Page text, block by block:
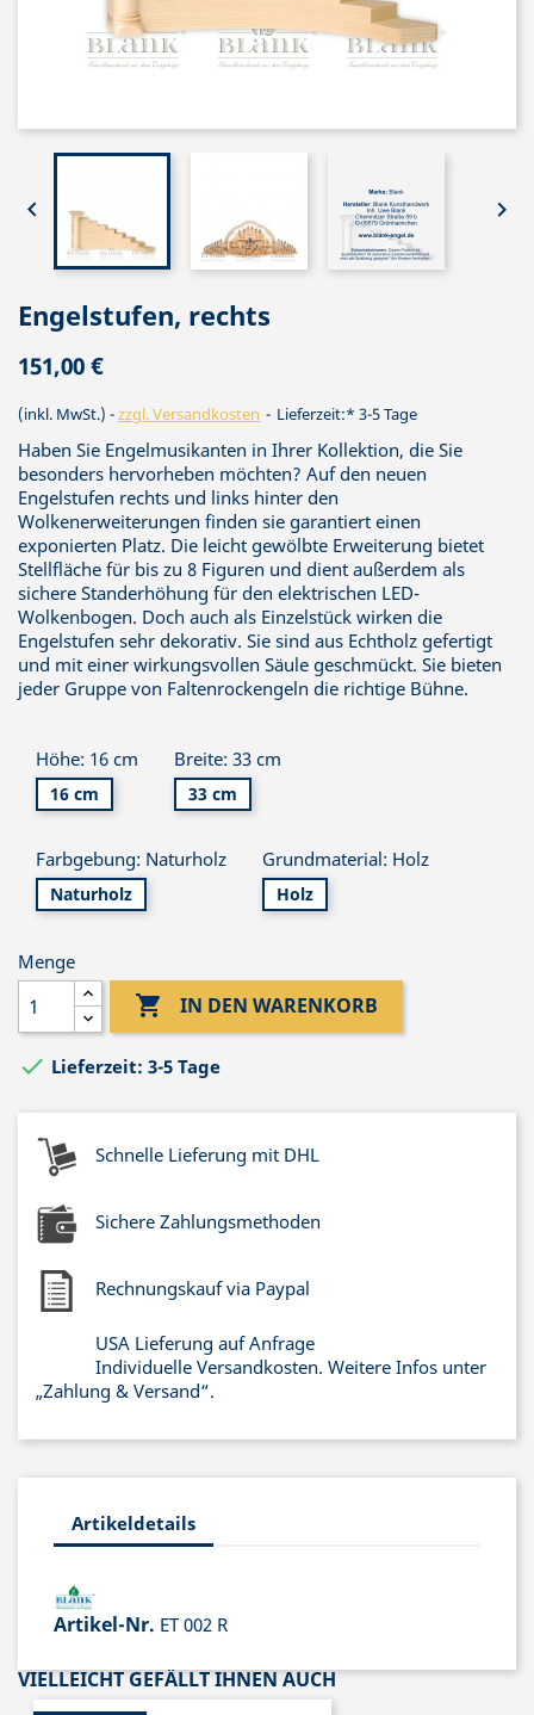
 
Engelstufen, rechts
151,00 €
(inkl. MwSt.) zzgl. Versandkosten Lieferzeit:* 3-5 Tage
Haben Sie Engelmusikanten in Ihrer Kollektion, die Sie
besonders hervorheben möchten? Auf den neuen
Engelstufen rechts und links hinter den
Wolkenerweiterungen finden sie garantiert einen
exponierten Platz. Die leicht gewölbte Erweiterung bietet
Stellfläche für bis zu 8 Figuren und dient außerdem als
sichere Standerhöhung für den elektrischen LED-
Wolkenbogen. Doch auch als Einzelstück wirken die
Engelstufen sehr dekorativ. Sie sind aus Echtholz gefertigt
und mit einer wirkungsvollen Säule geschmückt. Sie bieten
jeder Gruppe von Faltenrockengeln die richtige Bühne.
Höhe: 16 cm
16 cm
Breite: 33 cm
33 cm
Farbgebung: Naturholz
Naturholz
Grundmaterial: Holz
Holz
Menge
 IN DEN WARENKORB
 Lieferzeit: 3-5 Tage
Schnelle Lieferung mit DHL
Sichere Zahlungsmethoden
Rechnungskauf via Paypal
USA Lieferung auf Anfrage
Individuelle Versandkosten. Weitere Infos unter
„Zahlung & Versand“.
Artikeldetails
Artikel-Nr. ET 002 R
VIELLEICHT GEFÄLLT IHNEN AUCH